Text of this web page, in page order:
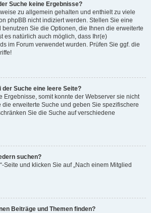
Suche keine Ergebnisse?
zu allgemein gehalten und enthielt zu viele
phpBB nicht indiziert werden. Stellen Sie eine
benutzen Sie die Optionen, die Ihnen die erweiterte
es natürlich auch möglich, dass Ihr(e)
im Forum verwendet wurden. Prüfen Sie ggf. die
Suche eine leere Seite?
Ergebnisse, somit konnte der Webserver sie nicht
erweiterte Suche und geben Sie spezifischere
Sie die Suche auf verschiedene
suchen?
Seite und klicken Sie auf „Nach einem Mitglied
Beiträge und Themen finden?